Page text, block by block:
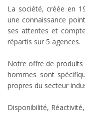
La société, créée en
une connaissance
ses attentes et
répartis sur 5 agences.
Notre offre de
hommes sont
propres du secteur
Disponibilité,